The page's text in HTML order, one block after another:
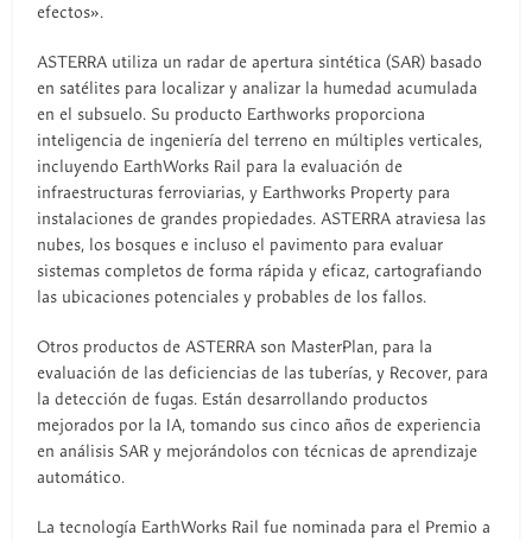
efectos».
ASTERRA utiliza un radar de apertura sintética (SAR) basado
en satélites para localizar y analizar la humedad acumulada
en el subsuelo. Su producto Earthworks proporciona
inteligencia de ingeniería del terreno en múltiples verticales,
incluyendo EarthWorks Rail para la evaluación de
infraestructuras ferroviarias, y Earthworks Property para
instalaciones de grandes propiedades. ASTERRA atraviesa las
nubes, los bosques e incluso el pavimento para evaluar
sistemas completos de forma rápida y eficaz, cartografiando
las ubicaciones potenciales y probables de los fallos.
Otros productos de ASTERRA son MasterPlan, para la
evaluación de las deficiencias de las tuberías, y Recover, para
la detección de fugas. Están desarrollando productos
mejorados por la IA, tomando sus cinco años de experiencia
en análisis SAR y mejorándolos con técnicas de aprendizaje
automático.
La tecnología EarthWorks Rail fue nominada para el Premio a